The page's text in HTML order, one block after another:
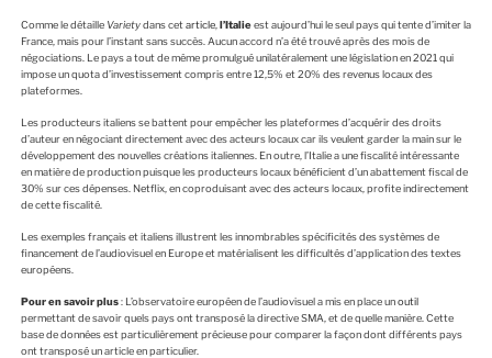
Comme le détaille Varietydans cetarticle, l’Italieest aujourd’hui le seul pays qui tente d’imiter la
France, mais pour l’instant sans succès. Aucun accord n’a été trouvé après des mois de
négociations. Le pays a tout de même promulgué unilatéralement une législation en 2021 qui
impose un quota d’investissement compris entre 12,5% et 20% des revenus locaux des
plateformes.
Les producteurs italiens se battent pour empêcher les plateformes d’acquérir des droits
d’auteur en négociant directement avec des acteurs locaux car ils veulent garder la main sur le
développement des nouvelles créations italiennes. En outre, l’Italie a une fiscalité intéressante
en matière de production puisque les producteurs locaux bénéficient d’un abattement fiscal de
30% sur ces dépenses. Netflix, en coproduisant avec des acteurs locaux, profite indirectement
de cette fiscalité.
Les exemples français et italiens illustrent les innombrables spécificités des systèmes de
financement de l’audiovisuel en Europe et matérialisent les difficultés d’application des textes
européens.
Pour en savoir plus: L’observatoire européen de l’audiovisuel a mis en place unoutil
permettant de savoir quels pays ont transposé la directive SMA, et de quelle manière. Cette
base de données est particulièrement précieuse pour comparer la façon dont différents pays
ont transposé un article en particulier.